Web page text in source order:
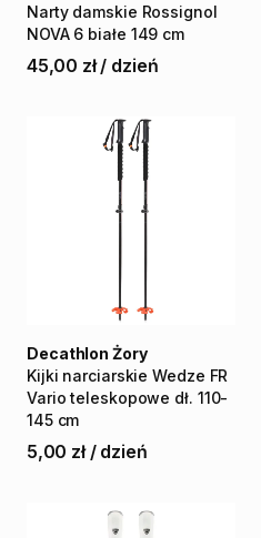
Narty damskie Rossignol
NOVA 6 białe 149 cm
45,00 zł / dzień
Kijki narciarskie Wedze FR
Vario teleskopowe dł. 110-
145 cm
Decathlon Żory
5,00 zł / dzień